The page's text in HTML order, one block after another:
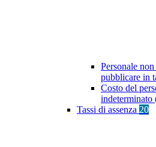
Personale
pubblicare in
Costo del
indeterminato
Tassi di assenza 20